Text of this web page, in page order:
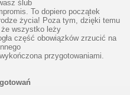
ślub
To dopiero początek
życia! Poza tym, dzięki temu
wszystko leży
część obowiązków zrzucić na
przygotowaniami.